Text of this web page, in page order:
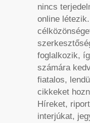
nincs
online
foglalkozik,
számára
fiatalos,
cikkeket
Híreket,
interjúkat,